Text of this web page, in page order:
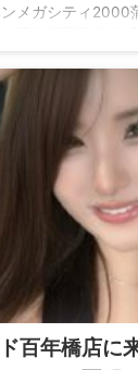
ンメガシティ
百年橋店に